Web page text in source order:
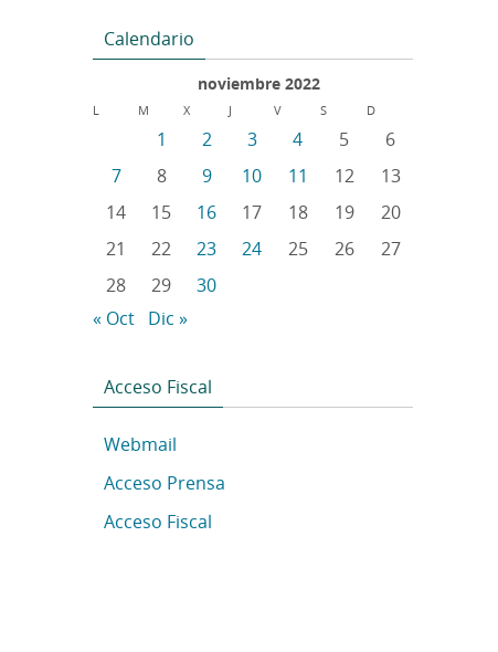
Calendario
noviembre 2022
L M X J V S D
1 2 3 4 5
6
7
8 9 10 11 12
13
14
15 16 17 18 19
20
21
22 23 24 25 26
27
28
29
30
« Oct Dic »
Acceso Fiscal
Webmail
Acceso Prensa
Acceso Fiscal